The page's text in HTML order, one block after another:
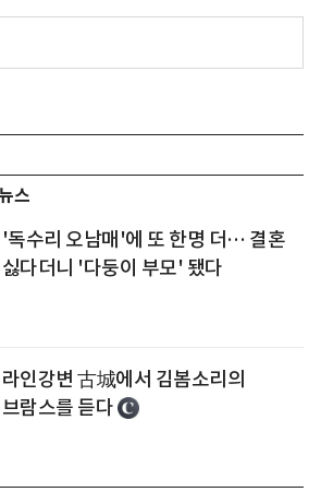
스
'독수리 오남매'에 또 한명 더… 결혼
싫다더니 '다둥이 부모' 됐다
라인강변 古城에서 김봄소리의
브람스를 듣다